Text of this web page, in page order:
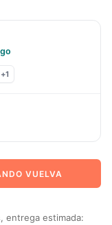
+1
VUELVA
entrega estimada: